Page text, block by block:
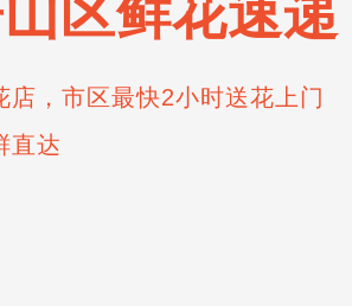
区鲜花速递
店，市区最快2小时送花上门
直达